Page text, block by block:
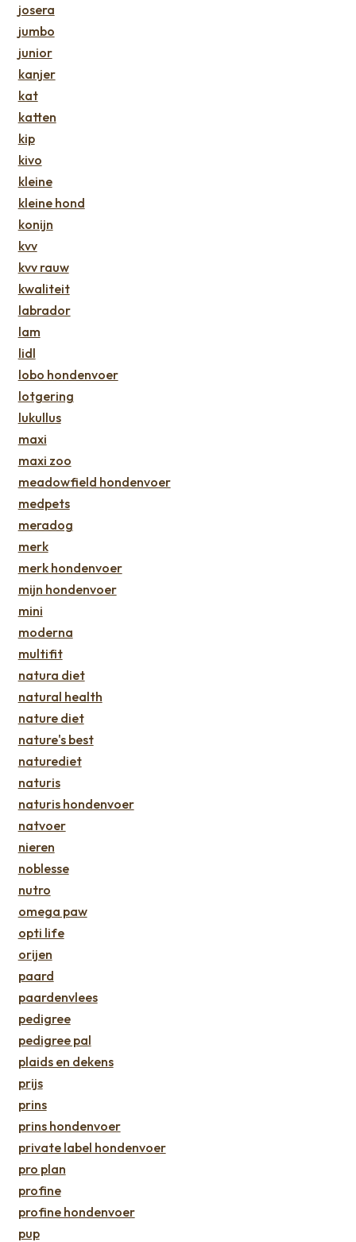
josera
jumbo
junior
kanjer
kat
katten
kip
kivo
kleine
kleine hond
konijn
kvv
kvv rauw
kwaliteit
labrador
lam
lidl
lobo hondenvoer
lotgering
lukullus
maxi
maxi zoo
meadowfield hondenvoer
medpets
meradog
merk
merk hondenvoer
mijn hondenvoer
mini
moderna
multifit
natura diet
natural health
nature diet
nature's best
naturediet
naturis
naturis hondenvoer
natvoer
nieren
noblesse
nutro
omega paw
opti life
orijen
paard
paardenvlees
pedigree
pedigree pal
plaids en dekens
prijs
prins
prins hondenvoer
private label hondenvoer
pro plan
profine
profine hondenvoer
pup